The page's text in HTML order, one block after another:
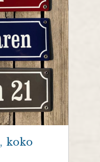
koko